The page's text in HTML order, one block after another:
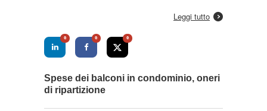
Leggi tutto
0 0 0
Spese dei balconi in condominio, oneri
di ripartizione